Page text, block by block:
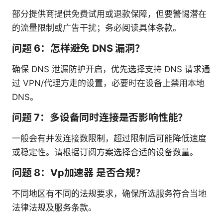
部分提供商提供免费试用或退款保障，但要警惕潜在
的流量限制或广告干扰；务必阅读具体条款。
问题 6：怎样避免 DNS 漏洞？
确保 DNS 泄漏防护开启，优先选择支持 DNS 请求通
过 VPN/代理方走的设置，必要时在设备上禁用本地
DNS。
问题 7：多设备同时连接是否影响性能？
一般会有并发连接数限制，超过限制后可能降低速度
或稳定性。请根据订阅方案选择合适的设备数量。
问题 8：Vp加速器 是否合规？
不同地区有不同的法规要求，确保所选服务符合当地
法律法规及服务条款。